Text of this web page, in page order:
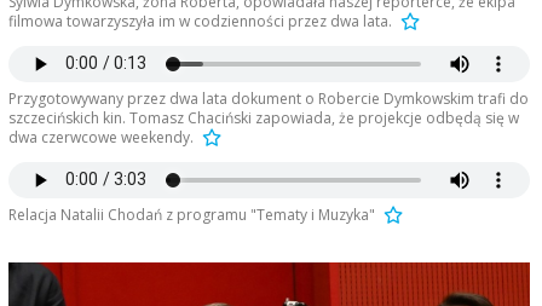
filmowa towarzyszyła im w codzienności przez dwa lata.
Przygotowywany przez dwa lata dokument o Robercie Dymkowskim trafi do
szczecińskich kin. Tomasz Chaciński zapowiada, że projekcje odbędą się w
dwa czerwcowe weekendy.
Relacja Natalii Chodań z programu "Tematy i Muzyka"